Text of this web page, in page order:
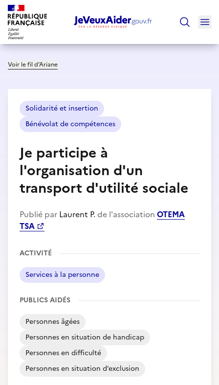
Voir le fil d’Ariane
Solidarité et insertion
Bénévolat de compétences
Je participe à
l'organisation d'un
transport d'utilité sociale
Publié par Laurent P. de l'association OTEMA
TSA
ACTIVITÉ
Services à la personne
PUBLICS AIDÉS
Personnes âgées
Personnes en situation de handicap
Personnes en difficulté
Personnes en situation d’exclusion